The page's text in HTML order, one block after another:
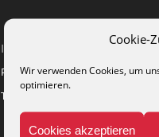
Cookie-
Wir verwenden Cookies, um
optimieren.
Cookies akzeptieren
INFO
Pflegehinweise
Teppich-Lexikon